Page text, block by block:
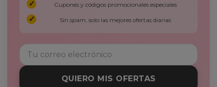
Cupones y códigos promocionales especiales
Sin spam, solo las mejores ofertas diarias
QUIERO MIS OFERTAS